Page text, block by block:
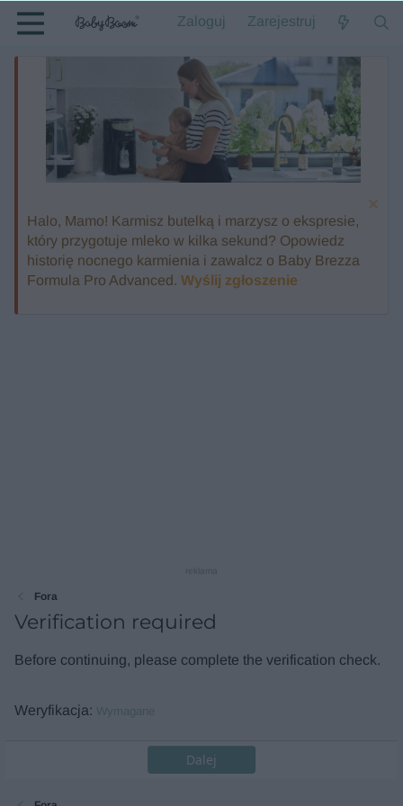
Zaloguj Zarejestruj
Halo, Mamo! Karmisz butelką i marzysz o ekspresie,
który przygotuje mleko w kilka sekund? Opowiedz
historię nocnego karmienia i zawalcz o Baby Brezza
Formula Pro Advanced. Wyślij zgłoszenie
Fora
Verification required
Before continuing, please complete the verification check.
Weryfikacja Wymagane
Dalej